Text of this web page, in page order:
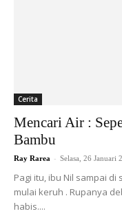
Cerita
Mencari Air :
Bambu
Ray Rarea - Selasa, 26 Januari
Pagi itu, ibu Nil sampai
mulai keruh . Rupanya
habis....